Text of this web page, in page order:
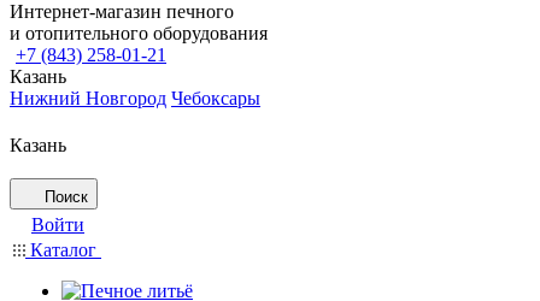
Интернет-магазин печного
и отопительного оборудования
+7 (843) 258-01-21
Казань
Нижний Новгород Чебоксары
Казань
Поиск
Войти
Каталог